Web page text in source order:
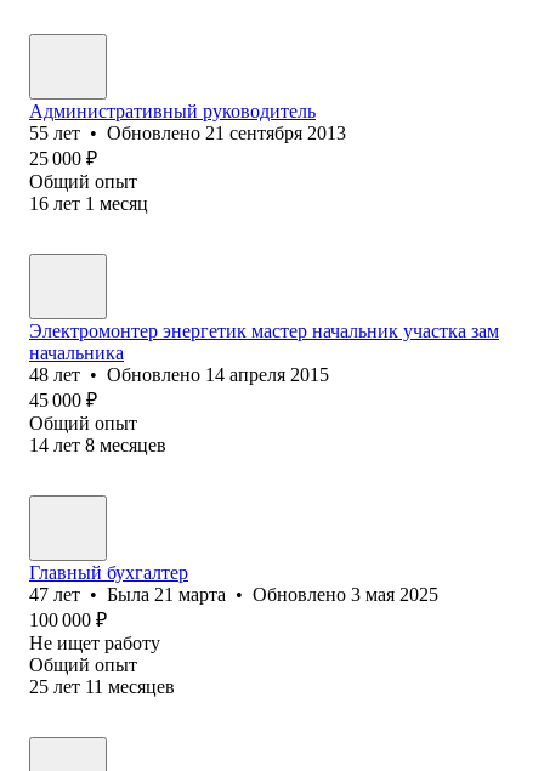
Административный руководитель
55 лет • Обновлено 21 сентября 2013
25 000 ₽
Общий опыт
16 лет 1 месяц
Электромонтер энергетик мастер начальник участка зам
начальника
48 лет • Обновлено 14 апреля 2015
45 000 ₽
Общий опыт
14 лет 8 месяцев
Главный бухгалтер
47 лет • Была 21 марта • Обновлено 3 мая 2025
100 000 ₽
Не ищет работу
Общий опыт
25 лет 11 месяцев